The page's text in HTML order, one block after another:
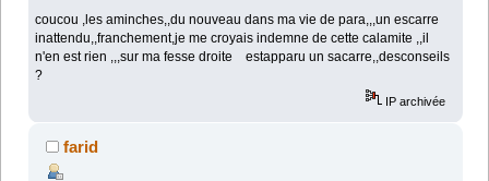
coucou ,les aminches,,du nouveau dans ma vie de para,,,un escarre
inattendu,,franchement,je me croyais indemne de cette calamite ,,il
n'en est rien ,,,sur ma fesse droite estapparu un sacarre,,desconseils
?
IP archivée
farid